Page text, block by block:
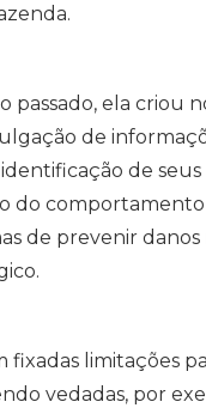
passado, ela criou
de
de seus
do comportamento
de prevenir danos
fixadas limitações
vedadas, por